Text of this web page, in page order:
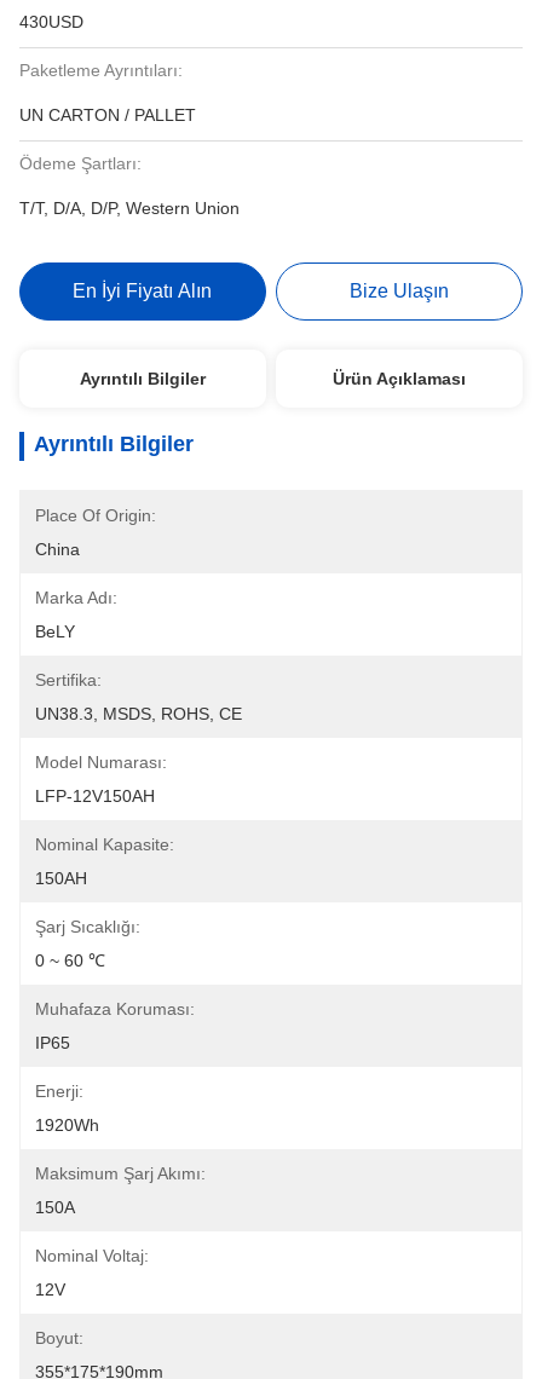
430USD
Paketleme Ayrıntıları:
UN CARTON / PALLET
Ödeme Şartları:
T/T, D/A, D/P, Western Union
En İyi Fiyatı Alın Bize Ulaşın
Ayrıntılı Bilgiler Ürün Açıklaması
Ayrıntılı Bilgiler
Place Of Origin:
China
Marka Adı:
BeLY
Sertifika:
UN38.3, MSDS, ROHS, CE
Model Numarası:
LFP-12V150AH
Nominal Kapasite:
150AH
Şarj Sıcaklığı:
0 ~ 60 ℃
Muhafaza Koruması:
IP65
Enerji:
1920Wh
Maksimum Şarj Akımı:
150A
Nominal Voltaj:
12V
Boyut:
355*175*190mm